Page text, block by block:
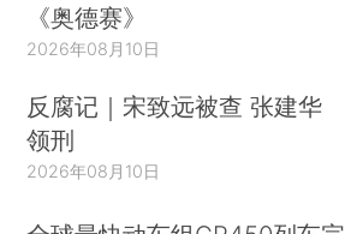
《奥德赛》
2026年08月10日
反腐记｜宋致远被查 张建华
领刑
2026年08月10日